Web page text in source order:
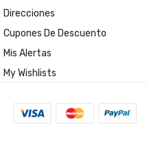
Direcciones
Cupones De Descuento
Mis Alertas
My Wishlists